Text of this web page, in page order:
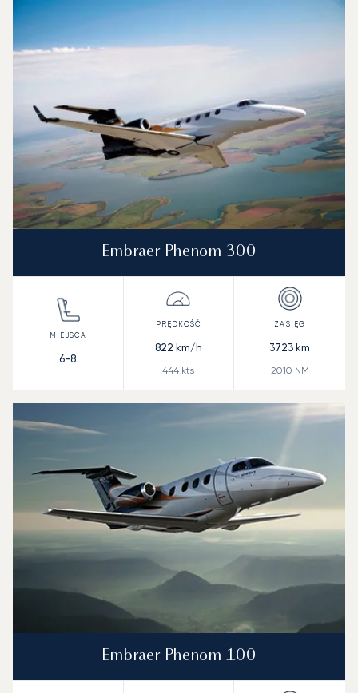
Embraer Phenom 300
6-8
822 km/h
444 kts
3723 km
2010 NM
Embraer Phenom 100